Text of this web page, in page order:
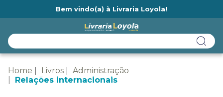
Bem vindo(a) à Livraria Loyola!
Home Livros
Administração
Relações internacionais